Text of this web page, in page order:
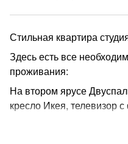
Стильная квартира
Здесь есть все
проживания:
На втором ярусе
кресло Икея, телевизор